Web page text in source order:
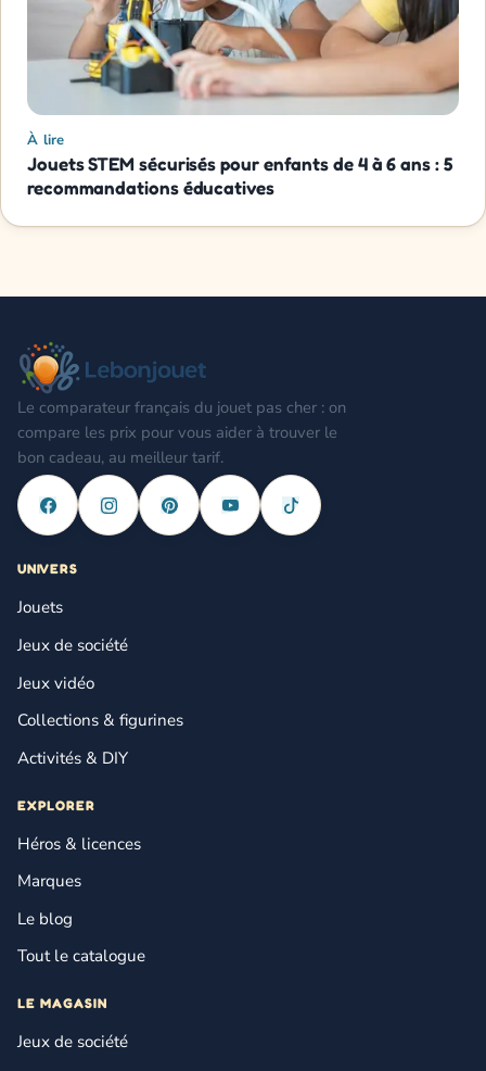
À lire
Jouets STEM sécurisés pour enfants de 4 à 6 ans : 5
recommandations éducatives
Le comparateur français du jouet pas cher : on
compare les prix pour vous aider à trouver le
bon cadeau, au meilleur tarif.
UNIVERS
Jouets
Jeux de société
Jeux vidéo
Collections & figurines
Activités & DIY
EXPLORER
Héros & licences
Marques
Le blog
Tout le catalogue
LE MAGASIN
Jeux de société